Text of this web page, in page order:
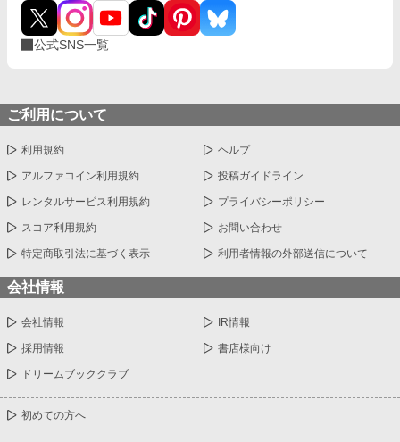
公式SNS一覧
ご利用について
利用規約 ヘルプ
アルファコイン利用規約 投稿ガイドライン
レンタルサービス利用規約 プライバシーポリシー
スコア利用規約 お問い合わせ
特定商取引法に基づく表示 利用者情報の外部送信について
会社情報
会社情報 IR情報
採用情報 書店様向け
ドリームブッククラブ
初めての方へ